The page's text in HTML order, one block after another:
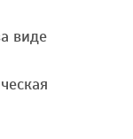
виде